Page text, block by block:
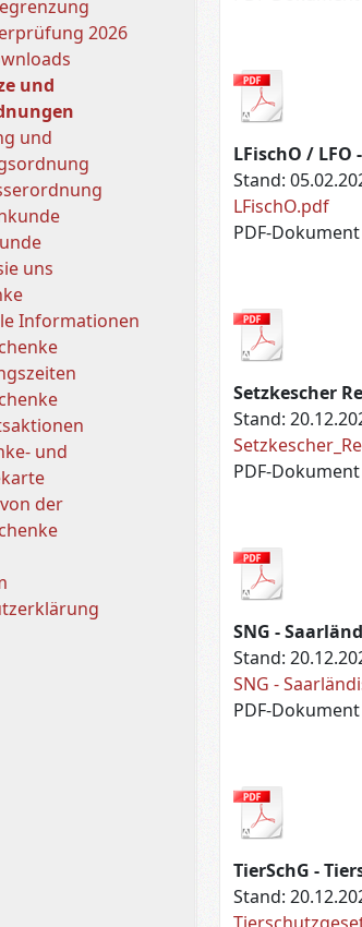
2026
und
und
uns
Informationen
und
der
LFischO /
Stand:
LFischO.pdf
PDF-
Setzkescher
Stand:
PDF-
SNG -
Stand:
SNG -
PDF-
TierSchG -
Stand: